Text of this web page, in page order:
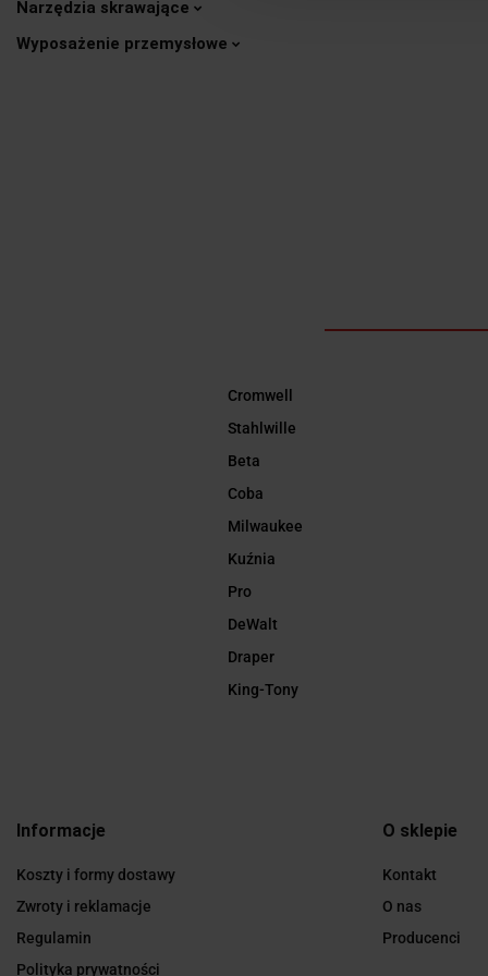
Narzędzia skrawające
Wyposażenie przemysłowe
Cromwell
Stahlwille
Beta
Coba
Milwaukee
Kuźnia
Pro
DeWalt
Draper
King-Tony
Informacje
Koszty i formy dostawy
Zwroty i reklamacje
Regulamin
Polityka prywatności
O sklepie
Kontakt
O nas
Producenci